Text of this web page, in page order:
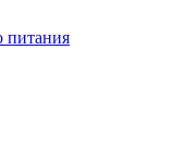
питания